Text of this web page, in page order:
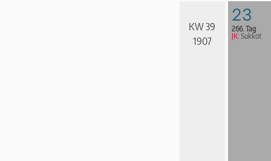
KW 39
1907
23
266. Tag
JK: Sukkot